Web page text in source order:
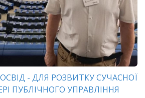
- ДЛЯ РОЗВИТКУ СУЧАСНОЇ
ПУБЛІЧНОГО УПРАВЛІННЯ